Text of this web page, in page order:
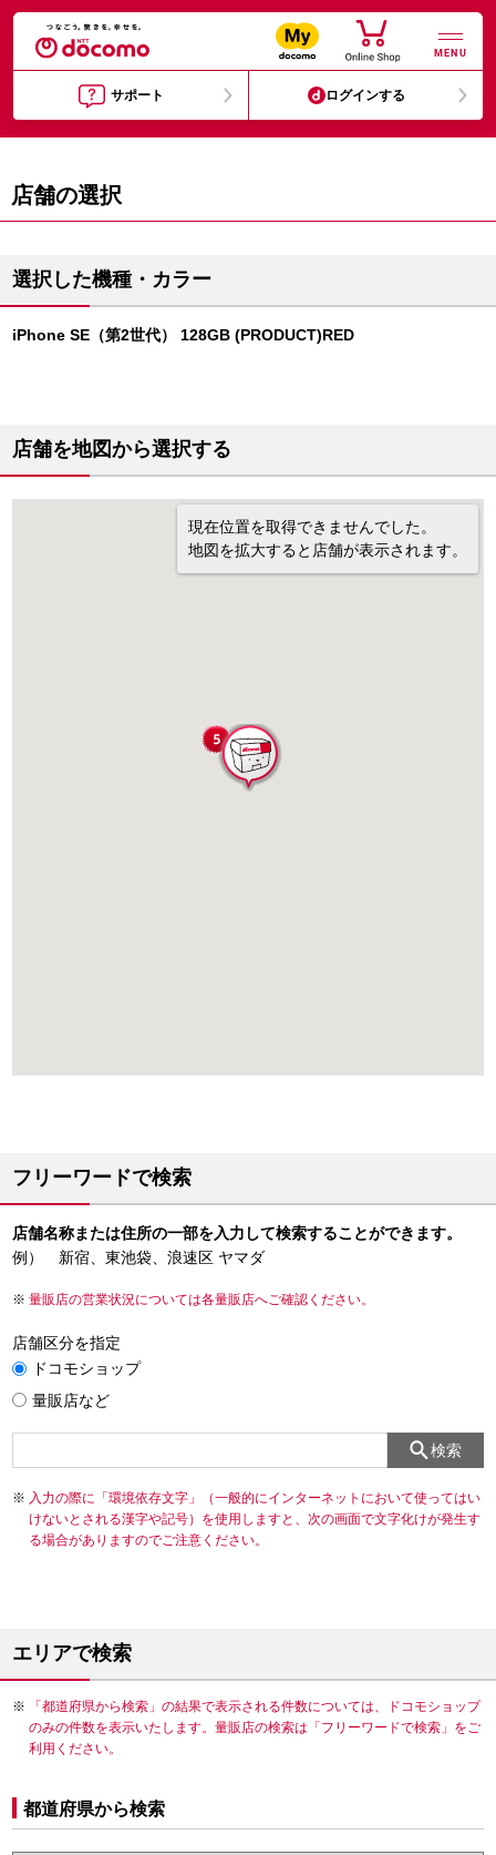
MENU
サポート ログインする
店舗の選択
選択した機種・カラー
iPhone SE（第2世代） 128GB (PRODUCT)RED
店舗を地図から選択する
現在位置を取得できませんでした。
地図を拡大すると店舗が表示されます。
フリーワードで検索
店舗名称または住所の一部を入力して検索することができます。
例） 新宿、東池袋、浪速区 ヤマダ
量販店の営業状況については各量販店へご確認ください。
店舗区分を指定
ドコモショップ
量販店など
検索
入力の際に「環境依存文字」（一般的にインターネットにおいて使ってはい
けないとされる漢字や記号）を使用しますと、次の画面で文字化けが発生す
る場合がありますのでご注意ください。
エリアで検索
「都道府県から検索」の結果で表示される件数については、ドコモショップ
のみの件数を表示いたします。量販店の検索は「フリーワードで検索」をご
利用ください。
都道府県から検索